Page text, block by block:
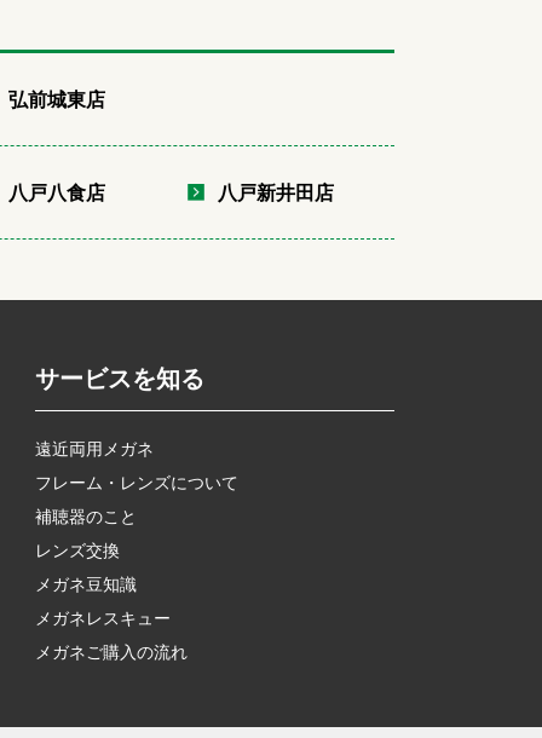
弘前城東店
八戸八食店 八戸新井田店
サービスを知る
遠近両用メガネ
フレーム・レンズについて
補聴器のこと
レンズ交換
メガネ豆知識
メガネレスキュー
メガネご購入の流れ